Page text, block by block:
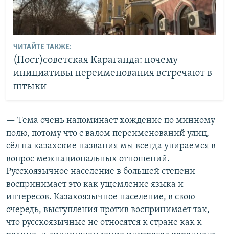
ЧИТАЙТЕ ТАКЖЕ:
(Пост)советская Караганда: почему
инициативы переименования встречают в
штыки
— Тема очень напоминает хождение по минному
полю, потому что с валом переименований улиц,
сёл на казахские названия мы всегда упираемся в
вопрос межнациональных отношений.
Русскоязычное население в большей степени
воспринимает это как ущемление языка и
интересов. Казахоязычное население, в свою
очередь, выступления против воспринимает так,
что русскоязычные не относятся к стране как к